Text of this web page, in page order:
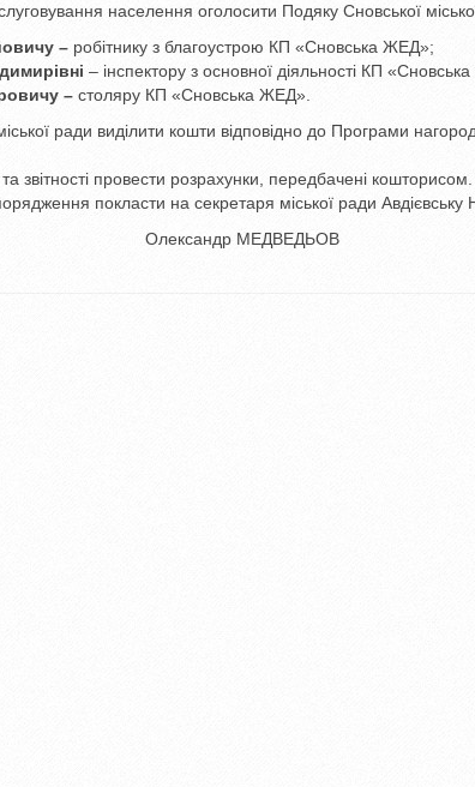
населення оголосити Подяку Сновської
– робітнику з благоустрою КП «Сновська ЖЕД»;
– інспектору з основної діяльності КП
– столяру КП «Сновська ЖЕД».
ради виділити кошти відповідно до Програми
та звітності провести розрахунки, передбачені кошторисом.
покласти на секретаря міської ради Авдієвську
МЕДВЕДЬОВ